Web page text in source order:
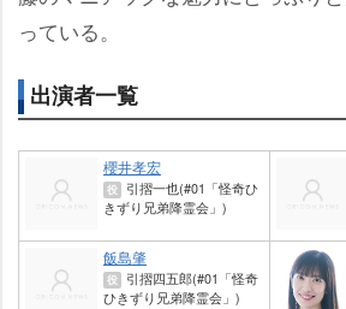
っている。
出演者一覧
櫻井孝宏
役
引摺一也(#01「怪奇ひ
きずり兄弟降霊会」)
飯島肇
役
引摺四五郎(#01「怪奇
ひきずり兄弟降霊会」)